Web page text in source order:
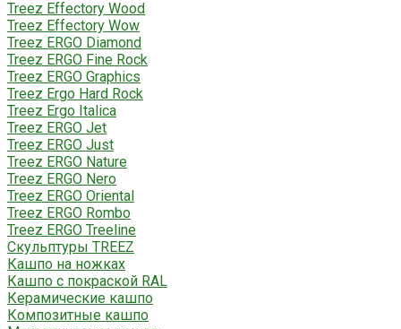
Treez Effectory Wood
Treez Effectory Wow
Treez ERGO Diamond
Treez ERGO Fine Rock
Treez ERGO Graphics
Treez Ergo Hard Rock
Treez Ergo Italica
Treez ERGO Jet
Treez ERGO Just
Treez ERGO Nature
Treez ERGO Nero
Treez ERGO Oriental
Treez ERGO Rombo
Treez ERGO Treeline
Скульптуры TREEZ
Кашпо на ножках
Кашпо с покраской RAL
Керамические кашпо
Композитные кашпо